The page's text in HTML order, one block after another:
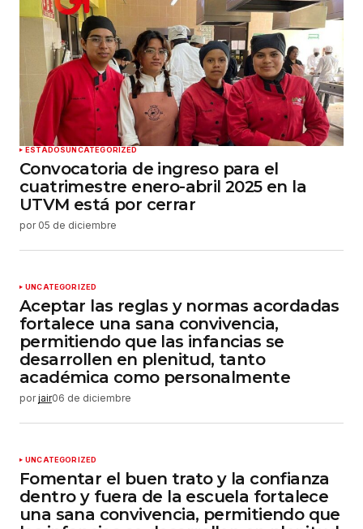
Tu correo electrónico
Guardar mi nombre, correo electrónico y sitio
web en este navegador para la próxima vez que
haga un comentario.
Enviar comentario
ESTADOSUNCATEGORIZED
Convocatoria de ingreso para el
cuatrimestre enero-abril 2025 en la
UTVM está por cerrar
por 05 de diciembre
UNCATEGORIZED
Aceptar las reglas y normas acordadas
fortalece una sana convivencia,
permitiendo que las infancias se
desarrollen en plenitud, tanto
académica como personalmente
por jair06 de diciembre
UNCATEGORIZED
Fomentar el buen trato y la confianza
dentro y fuera de la escuela fortalece
una sana convivencia, permitiendo que